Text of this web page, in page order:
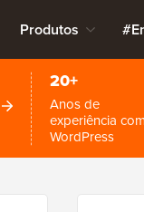
Produtos
20+
Anos de
experiência com
WordPress